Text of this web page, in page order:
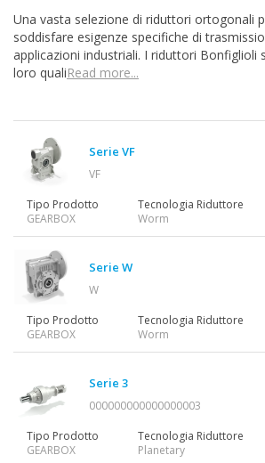
Riduttori
Motori
Inverter
Accessori
Una vasta selezione di riduttori ortogonali
soddisfare esigenze specifiche di
applicazioni industriali. I riduttori Bonfiglioli
loro qualiRead more...
Serie VF
VF
Tipo Prodotto
GEARBOX
Tecnologia Riduttore
Worm
Serie W
W
Tipo Prodotto
GEARBOX
Tecnologia Riduttore
Worm
Serie 3
000000000000000003
Tipo Prodotto
GEARBOX
Tecnologia Riduttore
Planetary